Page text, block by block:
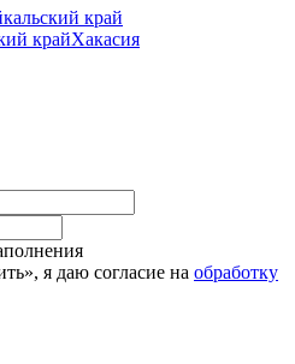
край
крайХакасия
я даю согласие на обработку